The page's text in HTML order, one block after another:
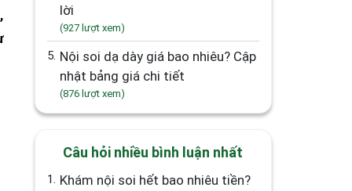
lời
(927 lượt xem)
5. Nội soi dạ dày giá bao nhiêu? Cập
nhật bảng giá chi tiết
(876 lượt xem)
Câu hỏi nhiều bình luận nhất
1. Khám nội soi hết bao nhiêu tiền?